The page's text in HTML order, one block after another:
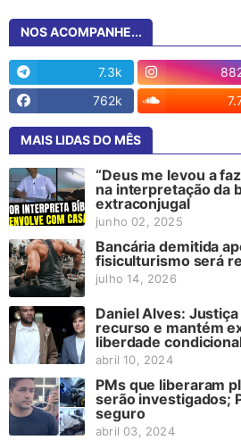
NOS ACOMPANHE...
7.3k
762k
MAIS LIDAS DO MÊS
“Deus me levou a
na interpretação da
extraconjugal
junho 02, 2025
Bancária demitida
fisiculturismo será
julho 14, 2026
Daniel Alves:
recurso e mantém
liberdade
abril 10, 2024
PMs que liberaram
serão investigados;
seguro
abril 03, 2024